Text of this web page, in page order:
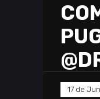
17 de